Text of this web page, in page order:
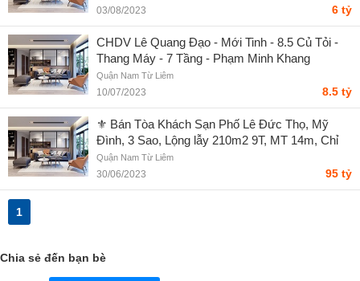
03/08/2023 6 tỷ
CHDV Lê Quang Đạo - Mới Tinh - 8.5 Củ Tỏi -
Thang Máy - 7 Tầng - Phạm Minh Khang
Quận Nam Từ Liêm
10/07/2023 8.5 tỷ
⚜️ Bán Tòa Khách Sạn Phố Lê Đức Thọ, Mỹ
Đình, 3 Sao, Lộng lẫy 210m2 9T, MT 14m, Chỉ
95 Tỷ ⚜️ - Nguyễn Việt Phương
Quận Nam Từ Liêm
30/06/2023 95 tỷ
1
Chia sẻ đến bạn bè